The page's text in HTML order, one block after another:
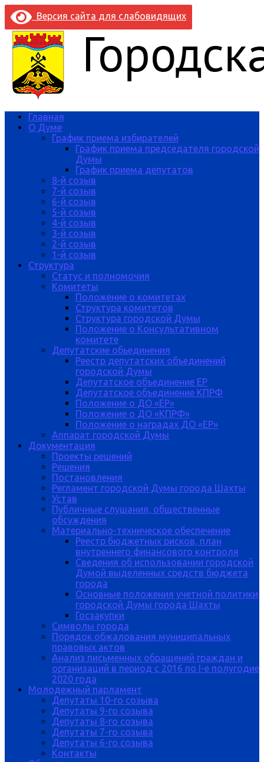
Версия сайта для слабовидящих
Главная
О Думе
График приема избирателей
График приема председателя городской
Думы
График приема депутатов
8-й созыв
7-й созыв
6-й созыв
5-й созыв
4-й созыв
3-й созыв
2-й созыв
1-й созыв
Структура
Статус и полномочия
Комитеты
Положение о комитетах
Структура комитетов
Структура городской Думы
Положение о Консультативном
комитете
Депутатские обьединения
Реестр депутатских объединений
городской Думы
Депутатское объединение ЕР
Депутатское объединение КПРФ
Положение о ДО «ЕР»
Положение о ДО «КПРФ»
Положение о наградах ДО «ЕР»
Аппарат городской Думы
Документация
Проекты решений
Решения
Постановления
Регламент городской Думы города Шахты
Устав
Публичные слушания, общественные
обсуждения
Материально-техническое обеспечение
Реестр бюджетных рисков, план
внутреннего финансового контроля
Сведения об использовании городской
Думой выделенных средств бюджета
города
Основные положения учетной политики
городской Думы города Шахты
Госзакупки
Символы города
Порядок обжалования муниципальных
правовых актов
Анализ письменных обращений граждан и
организаций в период с 2016 по I-е полугодие
2020 года
Молодежный парламент
Депутаты 10-го созыва
Депутаты 9-го созыва
Депутаты 8-го созыва
Депутаты 7-го созыва
Депутаты 6-го созыва
Контакты